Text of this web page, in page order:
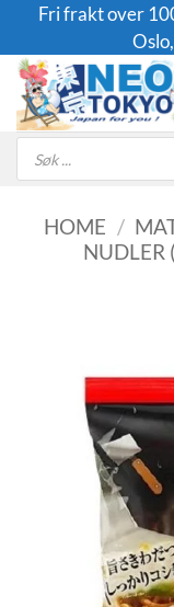
content
Fri frakt over
Products
search
HOME /
NUDLER